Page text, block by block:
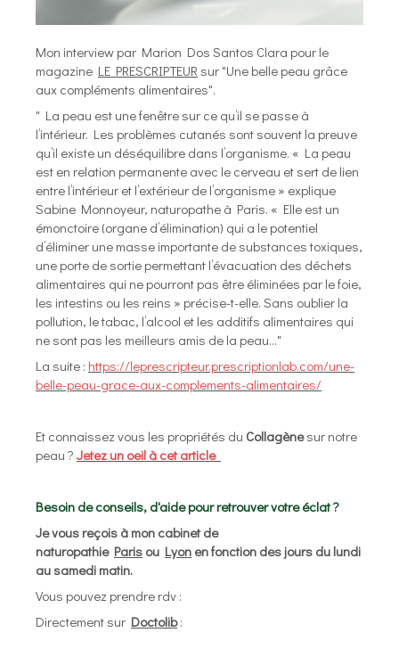
Mon interview par Marion Dos Santos Clara pour le
magazine LE PRESCRIPTEUR sur "Une belle peau grâce
aux compléments alimentaires".
" La peau est une fenêtre sur ce qu’il se passe à
l’intérieur. Les problèmes cutanés sont souvent la preuve
qu’il existe un déséquilibre dans l’organisme. « La peau
est en relation permanente avec le cerveau et sert de lien
entre l’intérieur et l’extérieur de l’organisme » explique
Sabine Monnoyeur, naturopathe à Paris. « Elle est un
émonctoire (organe d’élimination) qui a le potentiel
d’éliminer une masse importante de substances toxiques,
une porte de sortie permettant l’évacuation des déchets
alimentaires qui ne pourront pas être éliminées par le foie,
les intestins ou les reins » précise-t-elle. Sans oublier la
pollution, le tabac, l’alcool et les additifs alimentaires qui
ne sont pas les meilleurs amis de la peau..."
La suite : https://leprescripteur.prescriptionlab.com/une-
belle-peau-grace-aux-complements-alimentaires/
Et connaissez vous les propriétés du Collagènesur notre
peau ? Jetez un oeil à cet article
Besoin de conseils, d'aide pour retrouver votre éclat ?
Je vous reçois à mon cabinet de
naturopathie Paris ou Lyon en fonction des jours du lundi
au samedi matin.
Vous pouvez prendre rdv :
Directement sur Doctolib: